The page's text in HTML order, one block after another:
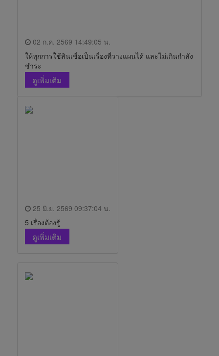
02 ก.ค. 2569 14:49:05 น.
ให้ทุกการใช้สินเชื่อเป็นเรื่องที่วางแผนได้ และไม่เกินกำลัง
ชำระ
ดูเพิ่มเติม
25 มิ.ย. 2569 09:37:04 น.
5 เรื่องต้องรู้
ดูเพิ่มเติม